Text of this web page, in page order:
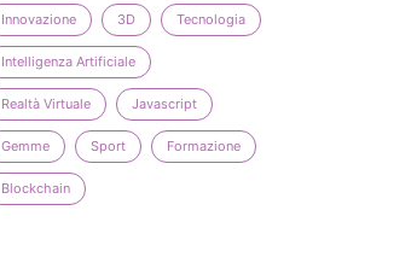
Innovazione 3D Tecnologia
Intelligenza Artificiale
Realtà Virtuale Javascript
Gemme Sport Formazione
Blockchain